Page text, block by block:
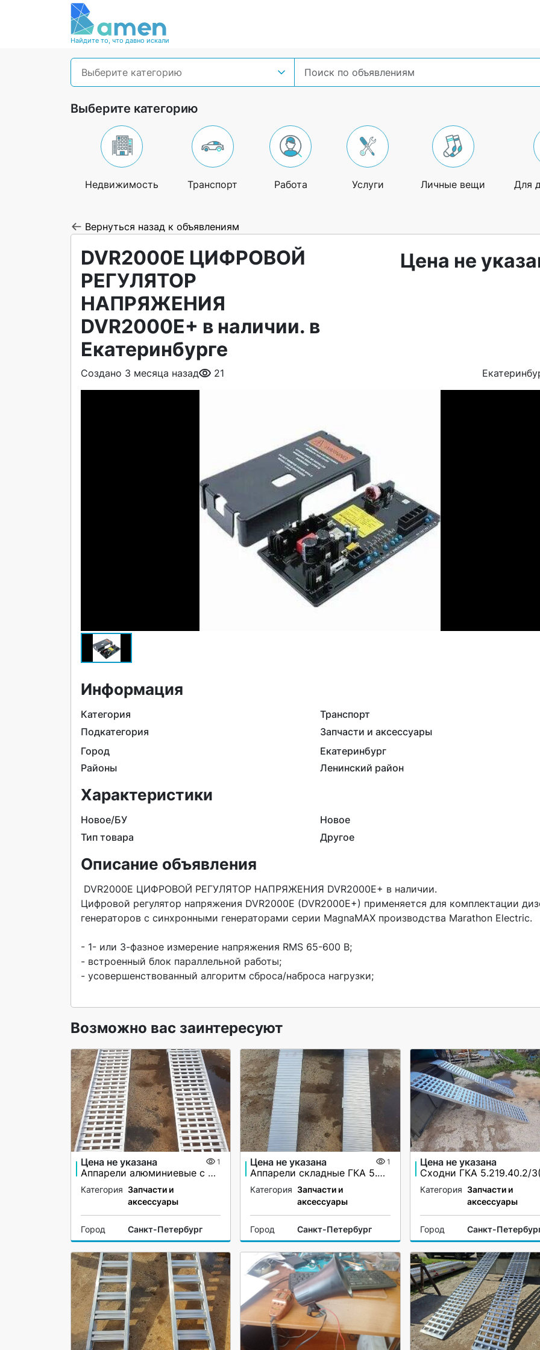
Найдите то, что давно искали
Выберите категорию
Выберите категорию
Недвижимость Транспорт Работа Услуги Личные вещи Для
Вернуться назад к объявлениям
DVR2000E ЦИФРОВОЙ
РЕГУЛЯТОР
НАПРЯЖЕНИЯ
DVR2000E+ в наличии. в
Екатеринбурге
Цена не
Создано 3 месяца назад 21
Информация
Категория
Транспорт
Подкатегория
Запчасти и аксессуары
Город
Екатеринбург
Районы
Ленинский район
Характеристики
Новое/БУ
Новое
Тип товара
Другое
Описание объявления
Цифровой регулятор напряжения DVR2000E (DVR2000E+) применяется для комплектации
генераторов с синхронными генераторами серии MagnaMAX производства Marathon Electric.
- 1- или 3-фазное измерение напряжения RMS 65-600 В;
- встроенный блок параллельной работы;
- усовершенствованный алгоритм сброса/наброса нагрузки;
Возможно вас заинтересуют
Цена не указана 1
Аппарели алюминиевые с бортами
Категория Запчасти и
аксессуары
Город Санкт-Петербург
Цена не указана 1
Аппарели складные ГКА 5.225.28.2/1(100%)СР
Категория Запчасти и
аксессуары
Город Санкт-Петербург
Цена не указана
Категория Запчасти и
аксессуары
Город Санкт-